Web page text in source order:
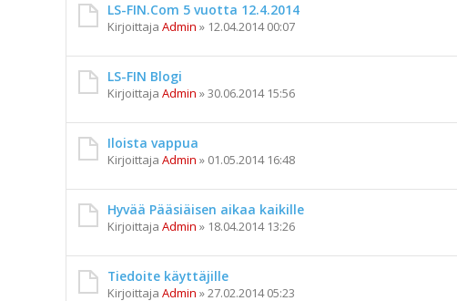
LS-FIN.Com 5 vuotta 12.4.2014
Kirjoittaja Admin » 12.04.2014 00:07
LS-FIN Blogi
Kirjoittaja Admin »30.06.2014 15:56
Iloista vappua
Kirjoittaja Admin » 01.05.2014 16:48
Hyvää Pääsiäisen aikaa kaikille
Kirjoittaja Admin » 18.04.2014 13:26
Tiedoite käyttäjille
Kirjoittaja Admin »27.02.2014 05:23